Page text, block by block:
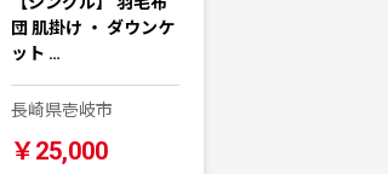
団 肌掛け ・ ダウンケ
ット …
長崎県壱岐市
￥25,000